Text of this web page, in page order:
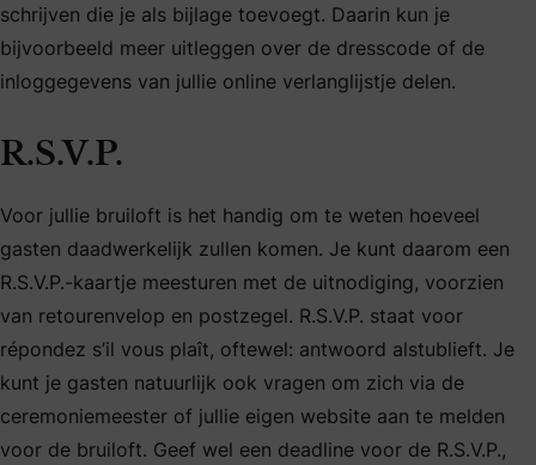
schrijven die je als bijlage toevoegt. Daarin kun je
bijvoorbeeld meer uitleggen over de dresscode of de
inloggegevens van jullie online verlanglijstje delen.
R.S.V.P.
Voor jullie bruiloft is het handig om te weten hoeveel
gasten daadwerkelijk zullen komen. Je kunt daarom een
R.S.V.P.-kaartje meesturen met de uitnodiging, voorzien
van retourenvelop en postzegel. R.S.V.P. staat voor
répondez s’il vous plaît, oftewel: antwoord alstublieft. Je
kunt je gasten natuurlijk ook vragen om zich via de
ceremoniemeester of jullie eigen website aan te melden
voor de bruiloft. Geef wel een deadline voor de R.S.V.P.,